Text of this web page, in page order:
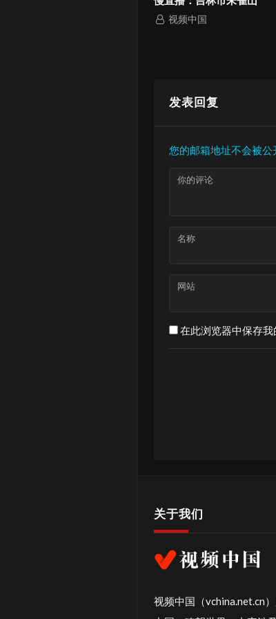
视频中国
发表回复
您的邮箱地址不会被公
你的评论
名称
网站
在此浏览器中保存我
关于我们
视频中国（vchina.net.cn